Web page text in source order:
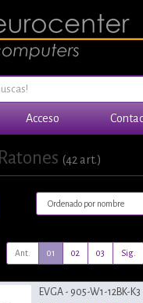
Acceso
(42 art.)
Ant. 01 02 03 Sig.
EVGA - 905-W1-12BK-K3